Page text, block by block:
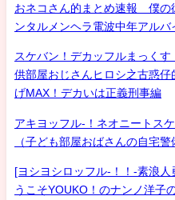
おネコさん的まとめ速報 僕の
ンタルメンヘラ電波中年アル
スケバン！デカッフルまっく
供部屋おじさんヒロシ之古惑
げMAX！デカいは正義刑事編
アキヨッフル-！ネオニートス
（子ども部屋おばさんの自宅警
[ヨシヨシロッフル-！！-素浪
うこそYOUKO！のナンノ洋子